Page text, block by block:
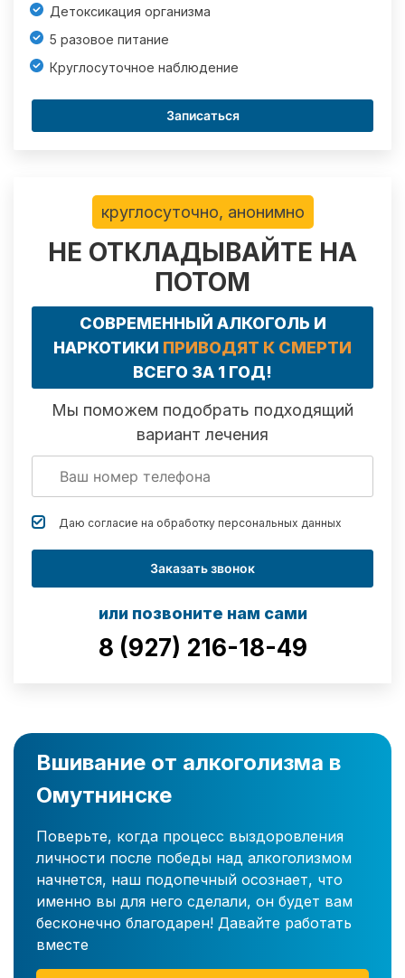
Детоксикация организма
5 разовое питание
Круглосуточное наблюдение
Записаться
круглосуточно, анонимно
НЕ ОТКЛАДЫВАЙТЕ НА
ПОТОМ
СОВРЕМЕННЫЙ АЛКОГОЛЬ И
НАРКОТИКИ ПРИВОДЯТ К СМЕРТИ
ВСЕГО ЗА 1 ГОД!
Мы поможем подобрать подходящий
вариант лечения
Даю согласие на обработку персональных данных
Заказать звонок
или позвоните нам сами
8 (927) 216-18-49
Вшивание от алкоголизма в
Омутнинске
Поверьте, когда процесс выздоровления
личности после победы над алкоголизмом
начнется, наш подопечный осознает, что
именно вы для него сделали, он будет вам
бесконечно благодарен! Давайте работать
вместе